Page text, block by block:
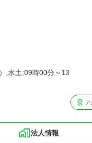
,水土:09時00分～13
ア
法人情報